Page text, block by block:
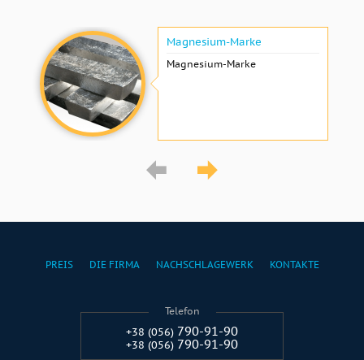
Magnesium-Marke
Magnesium-Marke
PREIS DIE FIRMA NACHSCHLAGEWERK KONTAKTE
Telefon
+38 (056) 790-91-90
+38 (056) 790-91-90